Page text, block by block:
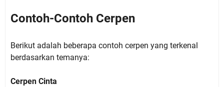
Contoh-Contoh Cerpen
Berikut adalah beberapa contoh cerpen yang terkenal
berdasarkan temanya:
Cerpen Cinta